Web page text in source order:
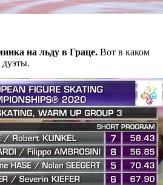
на льду в Граце. Вот в каком
дуэты.